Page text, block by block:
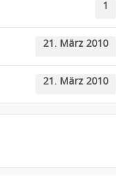
1
21. März 2010
21. März 2010